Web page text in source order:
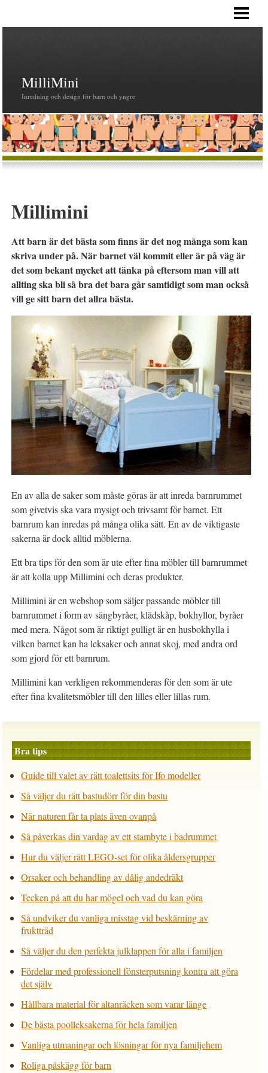
MilliMini
Inredning och design för barn och yngre
Millimini
Att barn är det bästa som finns är det nog många som kan
skriva under på. När barnet väl kommit eller är på väg är
det som bekant mycket att tänka på eftersom man vill att
allting ska bli så bra det bara går samtidigt som man också
vill ge sitt barn det allra bästa.
En av alla de saker som måste göras är att inreda barnrummet
som givetvis ska vara mysigt och trivsamt för barnet. Ett
barnrum kan inredas på många olika sätt. En av de viktigaste
sakerna är dock alltid möblerna.
Ett bra tips för den som är ute efter fina möbler till barnrummet
är att kolla upp Millimini och deras produkter.
Millimini är en webshop som säljer passande möbler till
barnrummet i form av sängbyråer, klädskåp, bokhyllor, byråer
med mera. Något som är riktigt gulligt är en husbokhylla i
vilken barnet kan ha leksaker och annat skoj, med andra ord
som gjord för ett barnrum.
Millimini kan verkligen rekommenderas för den som är ute
efter fina kvalitetsmöbler till den lilles eller lillas rum.
Bra tips
Guide till valet av rätt toalettsits för Ifo modeller
Så väljer du rätt bastudörr för din bastu
När naturen får ta plats även ovanpå
Så påverkas din vardag av ett stambyte i badrummet
Hur du väljer rätt LEGO-set för olika åldersgrupper
Orsaker och behandling av dålig andedräkt
Tecken på att du har mögel och vad du kan göra
Så undviker du vanliga misstag vid beskärning av
fruktträd
Så väljer du den perfekta julklappen för alla i familjen
Fördelar med professionell fönsterputsning kontra att göra
det själv
Hållbara material för altanräcken som varar länge
De bästa poolleksakerna för hela familjen
Vanliga utmaningar och lösningar för nya familjehem
Roliga påskägg för barn